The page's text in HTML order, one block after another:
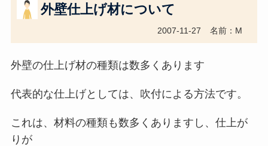
外壁仕上げ材について
2007-11-27 名前：M
外壁の仕上げ材の種類は数多くあります
代表的な仕上げとしては、吹付による方法です。
これは、材料の種類も数多くありますし、仕上が
りが